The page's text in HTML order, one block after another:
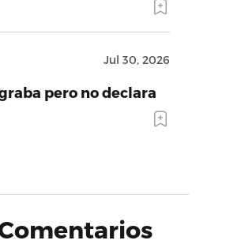
Jul 30, 2026
pero no declara